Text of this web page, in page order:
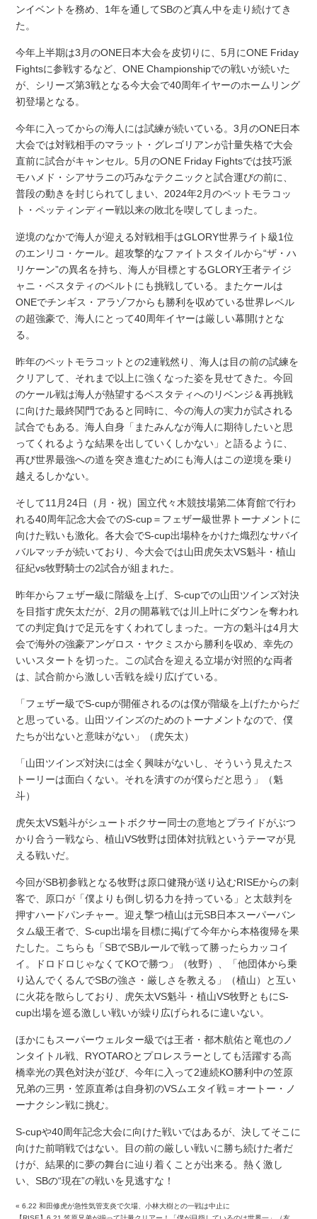
ンイベントを務め、1年を通してSBのど真ん中を走り続けてき
た。
今年上半期は3月のONE日本大会を皮切りに、5月にONE Friday
Fightsに参戦するなど、ONE Championshipでの戦いが続いた
が、シリーズ第3戦となる今大会で40周年イヤーのホームリング
初登場となる。
今年に入ってからの海人には試練が続いている。3月のONE日本
大会では対戦相手のマラット・グレゴリアンが計量失格で大会
直前に試合がキャンセル。5月のONE Friday Fightsでは技巧派
モハメド・シアサラニの巧みなテクニックと試合運びの前に、
普段の動きを封じられてしまい、2024年2月のペットモラコッ
ト・ペッティンディー戦以来の敗北を喫してしまった。
逆境のなかで海人が迎える対戦相手はGLORY世界ライト級1位
のエンリコ・ケール。超攻撃的なファイトスタイルから“ザ・ハ
リケーン”の異名を持ち、海人が目標とするGLORY王者テイジ
ャニ・ベスタティのベルトにも挑戦している。またケールは
ONEでチンギス・アラゾフからも勝利を収めている世界レベル
の超強豪で、海人にとって40周年イヤーは厳しい幕開けとな
る。
昨年のペットモラコットとの2連戦然り、海人は目の前の試練を
クリアして、それまで以上に強くなった姿を見せてきた。今回
のケール戦は海人が熱望するベスタティへのリベンジ＆再挑戦
に向けた最終関門であると同時に、今の海人の実力が試される
試合でもある。海人自身「またみんなが海人に期待したいと思
ってくれるような結果を出していくしかない」と語るように、
再び世界最強への道を突き進むためにも海人はこの逆境を乗り
越えるしかない。
そして11月24日（月・祝）国立代々木競技場第二体育館で行わ
れる40周年記念大会でのS-cup＝フェザー級世界トーナメントに
向けた戦いも激化。各大会でS-cup出場枠をかけた熾烈なサバイ
バルマッチが続いており、今大会では山田虎矢太VS魁斗・植山
征紀vs牧野騎士の2試合が組まれた。
昨年からフェザー級に階級を上げ、S-cupでの山田ツインズ対決
を目指す虎矢太だが、2月の開幕戦では川上叶にダウンを奪われ
ての判定負けで足元をすくわれてしまった。一方の魁斗は4月大
会で海外の強豪アンゲロス・ヤクミスから勝利を収め、幸先の
いいスタートを切った。この試合を迎える立場が対照的な両者
は、試合前から激しい舌戦を繰り広げている。
「フェザー級でS-cupが開催されるのは僕が階級を上げたからだ
と思っている。山田ツインズのためのトーナメントなので、僕
たちが出ないと意味がない」（虎矢太）
「山田ツインズ対決には全く興味がないし、そういう見えたス
トーリーは面白くない。それを潰すのが僕らだと思う」（魁
斗）
虎矢太VS魁斗がシュートボクサー同士の意地とプライドがぶつ
かり合う一戦なら、植山VS牧野は団体対抗戦というテーマが見
える戦いだ。
今回がSB初参戦となる牧野は原口健飛が送り込むRISEからの刺
客で、原口が「僕よりも倒し切る力を持っている」と太鼓判を
押すハードパンチャー。迎え撃つ植山は元SB日本スーパーバン
タム級王者で、S-cup出場を目標に掲げて今年から本格復帰を果
たした。こちらも「SBでSBルールで戦って勝ったらカッコイ
イ。ドロドロじゃなくてKOで勝つ」（牧野）、「他団体から乗
り込んでくるんでSBの強さ・厳しさを教える」（植山）と互い
に火花を散らしており、虎矢太VS魁斗・植山VS牧野ともにS-
cup出場を巡る激しい戦いが繰り広げられるに違いない。
ほかにもスーパーウェルター級では王者・都木航佑と竜也のノ
ンタイトル戦、RYOTAROとプロレスラーとしても活躍する高
橋幸光の異色対決が並び、今年に入って2連続KO勝利中の笠原
兄弟の三男・笠原直希は自身初のVSムエタイ戦＝オートー・ノ
ーナクシン戦に挑む。
S-cupや40周年記念大会に向けた戦いではあるが、決してそこに
向けた前哨戦ではない。目の前の厳しい戦いに勝ち続けた者だ
けが、結果的に夢の舞台に辿り着くことが出来る。熱く激し
い、SBの“現在”の戦いを見逃すな！
«6.22 和田修虎が急性気管支炎で欠場、小林大樹との一戦は中止に